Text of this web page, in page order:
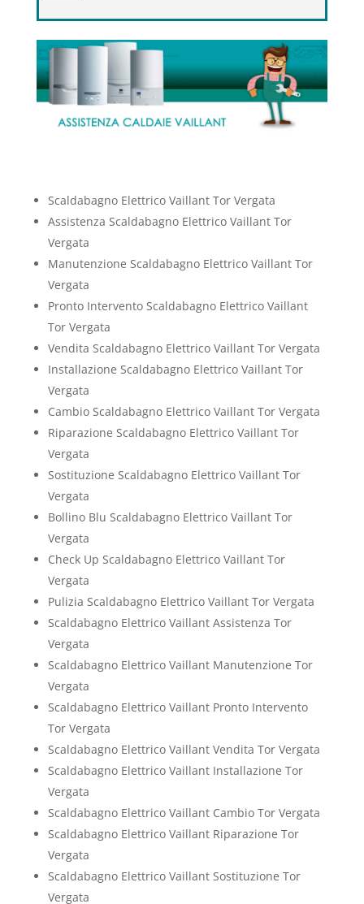
Scaldabagno Elettrico Vaillant Tor Vergata
Assistenza Scaldabagno Elettrico Vaillant Tor
Vergata
Manutenzione Scaldabagno Elettrico Vaillant Tor
Vergata
Pronto Intervento Scaldabagno Elettrico Vaillant
Tor Vergata
Vendita Scaldabagno Elettrico Vaillant Tor Vergata
Installazione Scaldabagno Elettrico Vaillant Tor
Vergata
Cambio Scaldabagno Elettrico Vaillant Tor Vergata
Riparazione Scaldabagno Elettrico Vaillant Tor
Vergata
Sostituzione Scaldabagno Elettrico Vaillant Tor
Vergata
Bollino Blu Scaldabagno Elettrico Vaillant Tor
Vergata
Check Up Scaldabagno Elettrico Vaillant Tor
Vergata
Pulizia Scaldabagno Elettrico Vaillant Tor Vergata
Scaldabagno Elettrico Vaillant Assistenza Tor
Vergata
Scaldabagno Elettrico Vaillant Manutenzione Tor
Vergata
Scaldabagno Elettrico Vaillant Pronto Intervento
Tor Vergata
Scaldabagno Elettrico Vaillant Vendita Tor Vergata
Scaldabagno Elettrico Vaillant Installazione Tor
Vergata
Scaldabagno Elettrico Vaillant Cambio Tor Vergata
Scaldabagno Elettrico Vaillant Riparazione Tor
Vergata
Scaldabagno Elettrico Vaillant Sostituzione Tor
Vergata